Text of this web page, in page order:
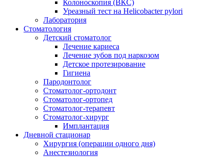
Колоноскопия (ВКС)
Уреазный тест на Helicobacter pylori
Лаборатория
Стоматология
Детский стоматолог
Лечение кариеса
Лечение зубов под наркозом
Детское протезирование
Гигиена
Пародонтолог
Стоматолог-ортодонт
Стоматолог-ортопед
Стоматолог-терапевт
Стоматолог-хирург
Имплантация
Дневной стационар
Хирургия (операции одного дня)
Анестезиология